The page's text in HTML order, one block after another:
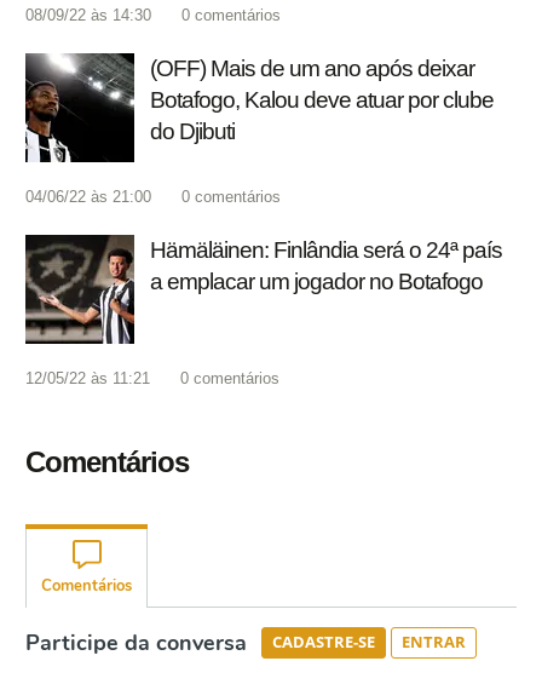
08/09/22 às 14:30 0 comentários
(OFF) Mais de um ano após deixar
Botafogo, Kalou deve atuar por clube
do Djibuti
04/06/22 às 21:00 0 comentários
Hämäläinen: Finlândia será o 24ª país
a emplacar um jogador no Botafogo
12/05/22 às 11:21 0 comentários
Comentários